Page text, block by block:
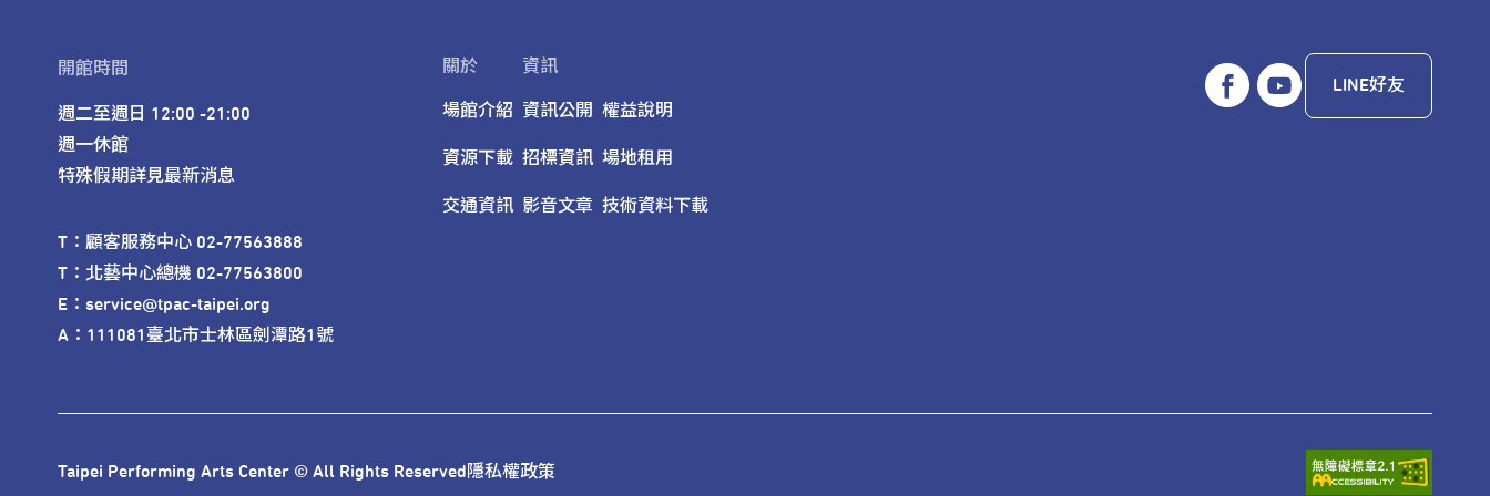
開館時間
週二至週日 12:00 -21:00
週一休館
特殊假期詳見最新消息
T：顧客服務中心 02-77563888
T：北藝中心總機 02-77563800
E：service@tpac-taipei.org
A：111081臺北市士林區劍潭路1號
關於
場館介紹
資源下載
交通資訊
資訊
資訊公開
招標資訊
影音文章
權益說明
場地租用
技術資料下載
LINE好友
Taipei Performing Arts Center © All Rights Reserved隱私權政策